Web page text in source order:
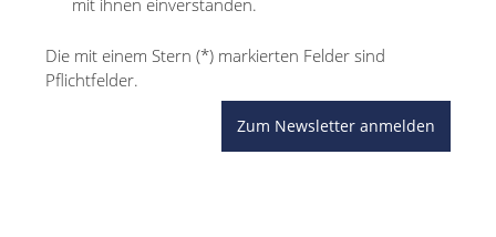
Die mit einem Stern (*) markierten Felder sind
Pflichtfelder.
Zum Newsletter anmelden